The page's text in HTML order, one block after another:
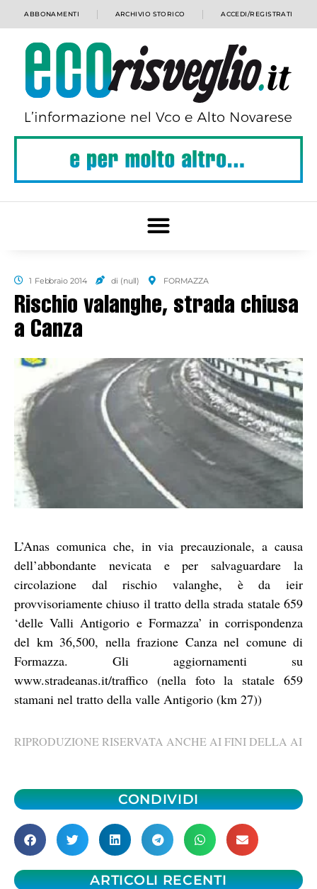
ABBONAMENTI ARCHIVIO STORICO ACCEDI/REGISTRATI
1 Febbraio 2014 di (null) FORMAZZA
Rischio valanghe, strada chiusa
a Canza
L’Anas comunica che, in via precauzionale, a causa
dell’abbondante nevicata e per salvaguardare la
circolazione dal rischio valanghe, è da ieir
provvisoriamente chiuso il tratto della strada statale 659
‘delle Valli Antigorio e Formazza’ in corrispondenza
del km 36,500, nella frazione Canza nel comune di
Formazza. Gli aggiornamenti su
www.stradeanas.it/traffico (nella foto la statale 659
stamani nel tratto della valle Antigorio (km 27))
RIPRODUZIONE RISERVATA ANCHE AI FINI DELLA AI
CONDIVIDI
ARTICOLI RECENTI